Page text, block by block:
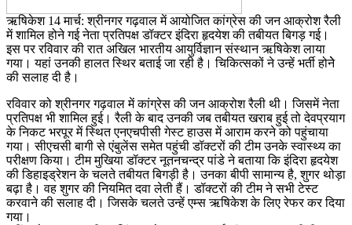
ऋषिकेश 14 मार्च: श्रीनगर गढ़वाल में आयोजित कांग्रेस की जन आक्रोश रैली
में शामिल होने गई नेता प्रतिपक्ष डॉक्टर इंदिरा हृदयेश की तबीयत बिगड़ गई।
इस पर रविवार की रात अखिल भारतीय आयुर्विज्ञान संस्थान ऋषिकेश लाया
गया। यहां उनकी हालत स्थिर बताई जा रही है। चिकित्सकों ने उन्हें भर्ती होनेे
की सलाह दी है।
रविवार को श्रीनगर गढ़वाल में कांग्रेस की जन आक्रोश रैली थी। जिसमें नेता
प्रतिपक्ष भी शामिल हुई। रैली के बाद उनकी जब तबीयत खराब हुई तो देवप्रयाग
के निकट भरपूर में स्थित एनएचपीसी गेस्ट हाउस में आराम करने को पहुंचाया
गया। सीएचसी बागी से एंबुलेंस समेत पहुंची डॉक्टरों की टीम उनके स्वास्थ्य का
परीक्षण किया। टीम मुखिया डॉक्टर नूतनचन्द्र पांडे ने बताया कि इंदिरा हृदयेश
की डिहाइड्रेशन के चलते तबीयत बिगड़ी है। उनका बीपी सामान्य है, शुगर थोड़ा
बढ़ा है। वह शुगर की नियमित दवा लेती हैं। डॉक्टरों की टीम ने सभी टेस्ट
करवाने की सलाह दी। जिसके चलते उन्हें एम्स ऋषिकेश के लिए रेफर कर दिया
गया।